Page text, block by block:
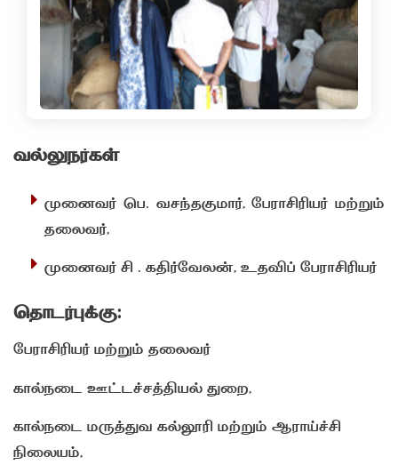
வல்லுநர்கள்
முனைவர் பெ. வசந்தகுமார், பேராசிரியர் மற்றும்
தலைவர்,
முனைவர் சி . கதிர்வேலன், உதவிப் பேராசிரியர்
தொடர்புக்கு:
பேராசிரியர் மற்றும் தலைவர்
கால்நடை ஊட்டச்சத்தியல் துறை,
கால்நடை மருத்துவ கல்லூரி மற்றும் ஆராய்ச்சி
நிலையம்,